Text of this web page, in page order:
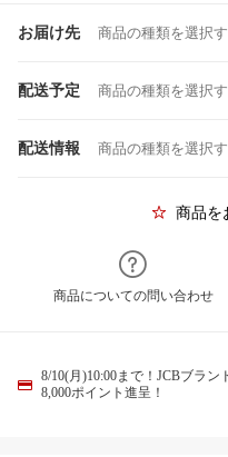
お届け先 商品の種類を選択
配送予定 商品の種類を選択
配送情報 商品の種類を選択
商品を
商品についての問い合わせ
8/10(月)10:00まで！JCBブラ
8,000ポイント進呈！